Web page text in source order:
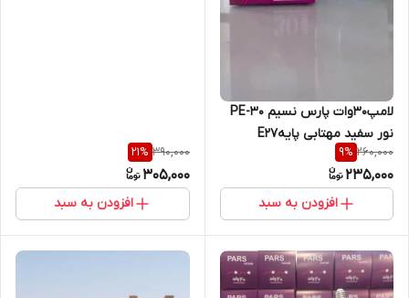
لامپ30وات پارس نسیم PE-30
نور سفید مهتابی پایهE27
استوانه با گارانتی سلامت کالا
260,000
9%
235,000
افزودن به سبد
390,000
21%
305,000
افزودن به سبد